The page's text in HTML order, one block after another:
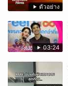
ตัวอย่าง
03:24